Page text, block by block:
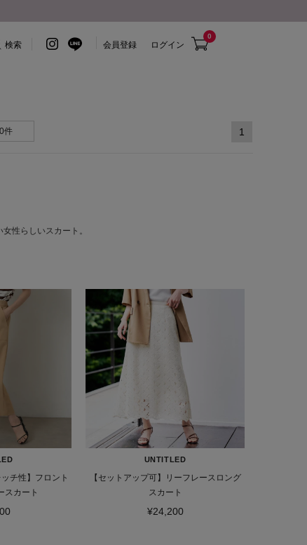
検索 会員登録 ログイン
0
件 1
性らしいスカート。
チ性】フロント
スカート
UNTITLED
【セットアップ可】リーフレースロング
スカート
¥24,200